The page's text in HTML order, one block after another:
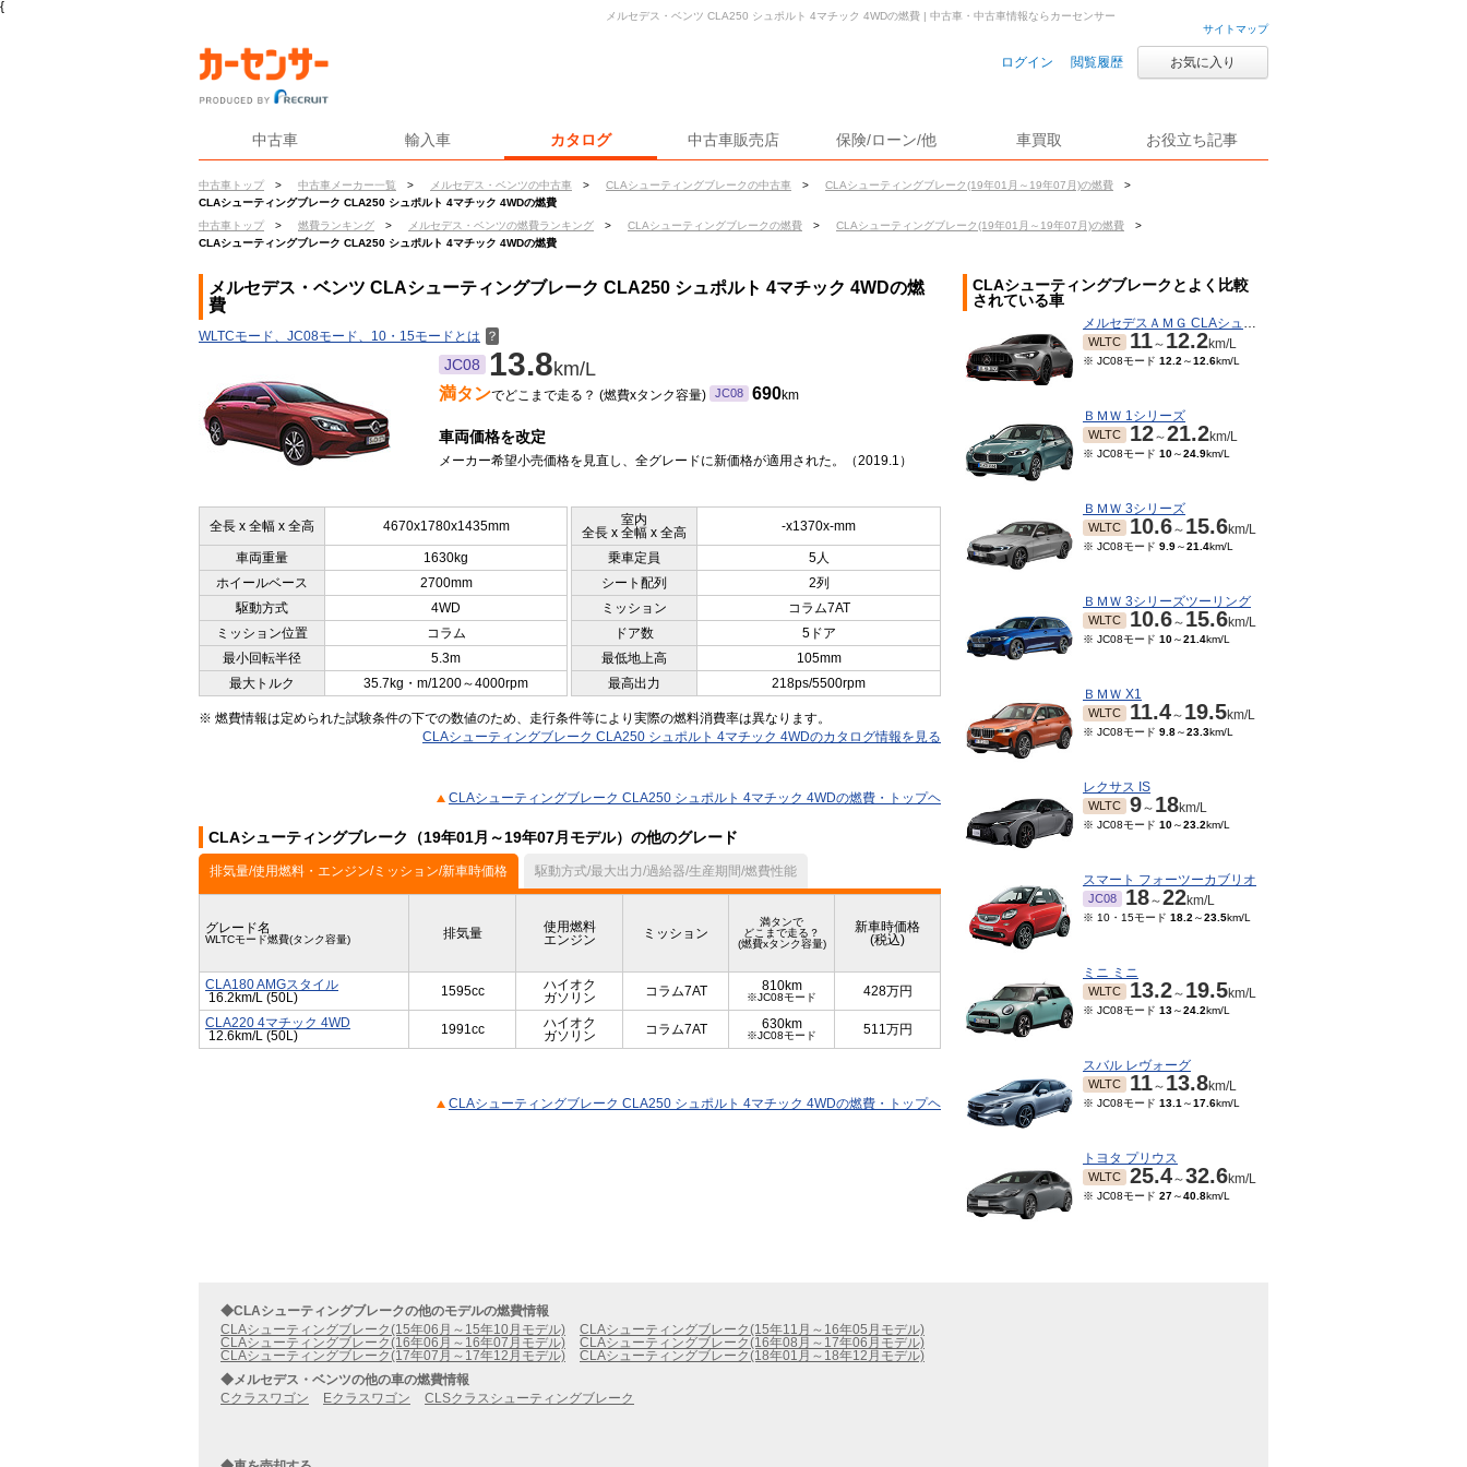
{
サイトマップ
ログイン 閲覧履歴 お気に入り
中古車 輸入車 カタログ 中古車販売店 保険/ローン/他 車買取 お役立ち記事
中古車トップ > 中古車メーカー一覧 > メルセデス・ベンツの中古車 > CLAシューティングブレークの中古車 > CLAシューティングブレーク(19年01月～19年07月)の燃費
>
CLAシューティングブレーク CLA250 シュポルト 4マチック 4WDの燃費
中古車トップ
> 燃費ランキング > メルセデス・ベンツの燃費ランキング > CLAシューティングブレークの燃費 > CLAシューティングブレーク(19年01月～19年07月)の燃費
>
CLAシューティングブレーク CLA250 シュポルト 4マチック 4WDの燃費
メルセデス・ベンツ CLA250 シュポルト 4マチック 4WDの燃費 | 中古車・中古車情報ならカーセンサー
メルセデス・ベンツ CLAシューティングブレーク CLA250 シュポルト 4マチック 4WDの燃
費
WLTCモード、JC08モード、10・15モードとは ？
JC08 13.8km/L
満タンでどこまで走る？ (燃費xタンク容量) JC08 690km
車両価格を改定
メーカー希望小売価格を見直し、全グレードに新価格が適用された。（2019.1）
全長 x 全幅 x 全高 4670x1780x1435mm
室内
全長 x 全幅 x 全高
-x1370x-mm
車両重量 1630kg 乗車定員
5人
ホイールベース
2700mm シート配列
2列
駆動方式
4WD ミッション
コラム7AT
ミッション位置
コラム ドア数
5ドア
最小回転半径
5.3m 最低地上高
105mm
最大トルク
35.7kg・m/1200～4000rpm 最高出力 218ps/5500rpm
※ 燃費情報は定められた試験条件の下での数値のため、走行条件等により実際の燃料消費率は異なります。
CLAシューティングブレーク CLA250 シュポルト 4マチック 4WDのカタログ情報を見る
CLAシューティングブレーク CLA250 シュポルト 4マチック 4WDの燃費・トップヘ
CLAシューティングブレーク（19年01月～19年07月モデル）の他のグレード
排気量/使用燃料・エンジン/ミッション/新車時価格 駆動方式/最大出力/過給器/生産期間/燃費性能
グレード名
WLTCモード燃費(タンク容量) 排気量
使用燃料
エンジン
ミッション
満タンで
どこまで走る？
(燃費xタンク容量)
新車時価格
(税込)
CLA180 AMGスタイル
16.2km/L (50L)
1595cc
ハイオク
ガソリン
コラム7AT 810km
※JC08モード 428万円
CLA220 4マチック 4WD
12.6km/L (50L)
1991cc
ハイオク
ガソリン
コラム7AT 630km
※JC08モード 511万円
CLAシューティングブレーク CLA250 シュポルト 4マチック 4WDの燃費・トップヘ
CLAシューティングブレークとよく比較
されている車
メルセデスＡＭＧ CLAシューティングブレーク
WLTC 11～ 12.2km/L
※ JC08モード 12.2 ～12.6km/L
ＢＭＷ 1シリーズ
WLTC 12～21.2km/L
※ JC08モード 10～24.9km/L
ＢＭＷ 3シリーズ
WLTC 10.6～ 15.6km/L
※ JC08モード 9.9～21.4km/L
ＢＭＷ 3シリーズツーリング
WLTC 10.6～ 15.6km/L
※ JC08モード 10～21.4km/L
ＢＭＷ X1
WLTC 11.4～ 19.5km/L
※ JC08モード 9.8～23.3km/L
レクサス IS
WLTC 9～ 18km/L
※ JC08モード 10～23.2km/L
スマート フォーツーカブリオ
JC08 18～22km/L
※ 10・15モード 18.2 ～23.5km/L
ミニ ミニ
WLTC 13.2～ 19.5km/L
※ JC08モード 13～24.2km/L
スバル レヴォーグ
WLTC 11～ 13.8km/L
※ JC08モード 13.1 ～17.6km/L
トヨタ プリウス
WLTC 25.4～32.6km/L
※ JC08モード 27～40.8km/L
◆CLAシューティングブレークの他のモデルの燃費情報
CLAシューティングブレーク(15年06月～15年10月モデル)
CLAシューティングブレーク(15年11月～16年05月モデル)
CLAシューティングブレーク(16年06月～16年07月モデル)
CLAシューティングブレーク(16年08月～17年06月モデル)
CLAシューティングブレーク(17年07月～17年12月モデル)
CLAシューティングブレーク(18年01月～18年12月モデル)
◆メルセデス・ベンツの他の車の燃費情報
Cクラスワゴン
Eクラスワゴン CLSクラスシューティングブレーク